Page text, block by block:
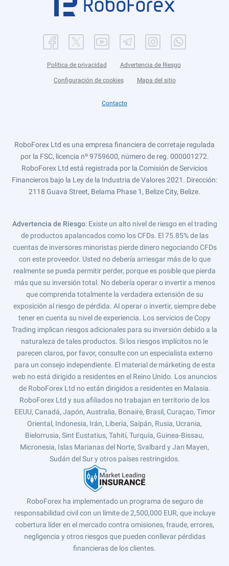
Política de privacidad Advertencia de Riesgo
Configuración de cookies Mapa del sitio
Contacto
RoboForex Ltd es una empresa financiera de corretaje regulada
por la FSC, licencia nº 9759600, número de reg. 000001272.
RoboForex Ltd está registrada por la Comisión de Servicios
Financieros bajo la Ley de la Industria de Valores 2021. Dirección:
2118 Guava Street, Belama Phase 1, Belize City, Belize.
Advertencia de Riesgo: Existe un alto nivel de riesgo en el trading
de productos apalancados como los CFDs. El 75.85% de las
cuentas de inversores minoristas pierde dinero negociando CFDs
con este proveedor. Usted no debería arriesgar más de lo que
realmente se pueda permitir perder, porque es posible que pierda
más que su inversión total. No debería operar o invertir a menos
que comprenda totalmente la verdadera extensión de su
exposición al riesgo de pérdida. Al operar o invertir, siempre debe
tener en cuenta su nivel de experiencia. Los servicios de Copy
Trading implican riesgos adicionales para su inversión debido a la
naturaleza de tales productos. Si los riesgos implícitos no le
parecen claros, por favor, consulte con un especialista externo
para un consejo independiente. El material de márketing de esta
web no está dirigido a residentes en el Reino Unido. Los anuncios
de RoboForex Ltd no están dirigidos a residentes en Malasia.
RoboForex Ltd y sus afiliados no trabajan en territorio de los
EEUU, Canadá, Japón, Australia, Bonaire, Brasil, Curaçao, Timor
Oriental, Indonesia, Irán, Liberia, Saipán, Rusia, Ucrania,
Bielorrusia, Sint Eustatius, Tahití, Turquía, Guinea-Bissau,
Micronesia, Islas Marianas del Norte, Svalbard y Jan Mayen,
Sudán del Sur y otros países restringidos.
RoboForex ha implementado un programa de seguro de
responsabilidad civil con un límite de 2,500,000 EUR, que incluye
cobertura líder en el mercado contra omisiones, fraude, errores,
negligencia y otros riesgos que pueden conllevar pérdidas
financieras de los clientes.